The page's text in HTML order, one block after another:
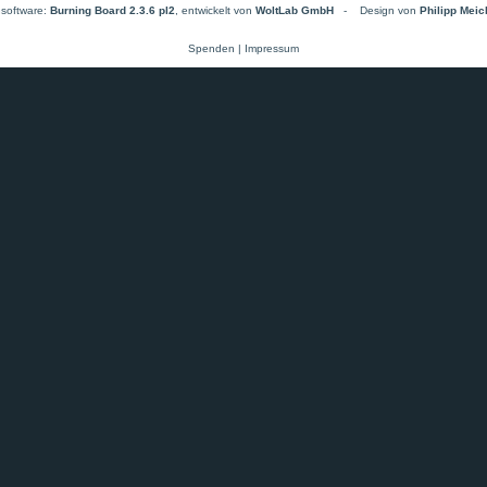
Burning Board 2.3.6 pl2 , entwickelt von WoltLab GmbH - Design von Philipp
Spenden | Impressum